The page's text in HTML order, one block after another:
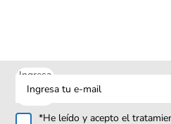
Ingresa
tu
correo
*He leído y acepto el